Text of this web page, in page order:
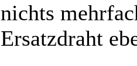
nichts
Ersatzdraht